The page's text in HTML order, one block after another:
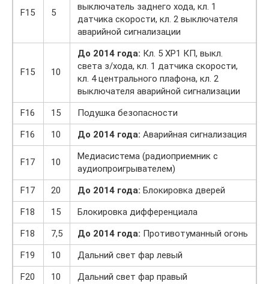
F15 5
выключатель заднего хода, кл. 1
датчика скорости, кл. 2 выключателя
аварийной сигнализации
F15 10
До 2014 года: Кл. 5 ХР1 КП, выкл.
света з/хода, кл. 1 датчика скорости,
кл. 4 центрального плафона, кл. 2
выключателя аварийной сигнализации
F16
15
Подушка безопасности
F16
10 До 2014 года: Аварийная сигнализация
F17 10
Медиасистема (радиоприемник с
аудиопроигрывателем)
F17
20 До 2014 года: Блокировка дверей
F18
15
Блокировка дифференциала
F18
7,5 До 2014 года: Противотуманный огонь
F19
10
Дальний свет фар левый
F20
10
Дальний свет фар правый